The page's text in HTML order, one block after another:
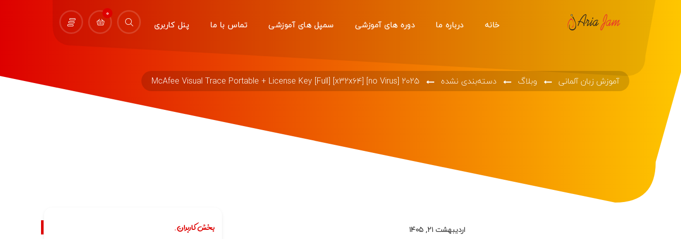
خانه درباره ما دوره های آموزشی سمپل های آموزشی تماس با ما پنل کاربری
0
آموزش زبان آلمانی وبلاگ دسته‌بندی نشده McAfee Visual Trace Portable + License Key [Full] [x32x64] [no Virus] 2025
اردیبهشت ۲۱, ۱۴۰۵ بخش کاربران.